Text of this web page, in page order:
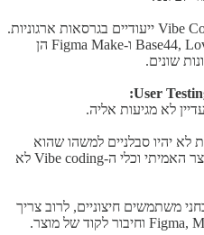
בשלב הזה רצוי להשתמש בכלי Vibe Coding ייעודיים בגרסאות ארגוניות.
לדעתי, Base44, Lovable, Bolt, Magic Patterns ו-Figma Make הן
שונים.
לא מגיעות אליה.
יהיו סבלניים למשהו שהוא
״בערך״ או עם עיצוב 90% דומה למוצר האמיתי וכלי ה-Vibe coding לא
משתמשים חיצוניים, לרוב צריך